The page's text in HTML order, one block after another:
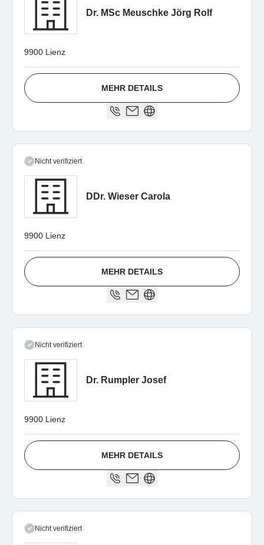
Dr. MSc Meuschke Jörg Rolf
9900 Lienz
MEHR DETAILS
Nicht verifiziert
DDr. Wieser Carola
9900 Lienz
MEHR DETAILS
Nicht verifiziert
Dr. Rumpler Josef
9900 Lienz
MEHR DETAILS
Nicht verifiziert